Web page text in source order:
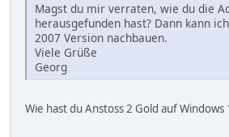
Magst du mir verraten, wie du die
herausgefunden hast? Dann kann
2007 Version nachbauen.
Viele Grüße
Georg
Wie hast du Anstoss 2 Gold auf